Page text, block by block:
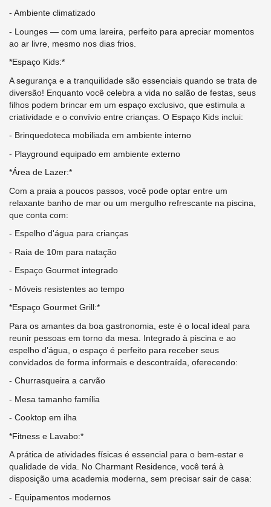
- Ambiente climatizado
- Lounges — com uma lareira, perfeito para apreciar momentos
ao ar livre, mesmo nos dias frios.
*Espaço Kids:*
A segurança e a tranquilidade são essenciais quando se trata de
diversão! Enquanto você celebra a vida no salão de festas, seus
filhos podem brincar em um espaço exclusivo, que estimula a
criatividade e o convívio entre crianças. O Espaço Kids inclui:
- Brinquedoteca mobiliada em ambiente interno
- Playground equipado em ambiente externo
*Área de Lazer:*
Com a praia a poucos passos, você pode optar entre um
relaxante banho de mar ou um mergulho refrescante na piscina,
que conta com:
- Espelho d'água para crianças
- Raia de 10m para natação
- Espaço Gourmet integrado
- Móveis resistentes ao tempo
*Espaço Gourmet Grill:*
Para os amantes da boa gastronomia, este é o local ideal para
reunir pessoas em torno da mesa. Integrado à piscina e ao
espelho d’água, o espaço é perfeito para receber seus
convidados de forma informais e descontraída, oferecendo:
- Churrasqueira a carvão
- Mesa tamanho família
- Cooktop em ilha
*Fitness e Lavabo:*
A prática de atividades físicas é essencial para o bem-estar e
qualidade de vida. No Charmant Residence, você terá à
disposição uma academia moderna, sem precisar sair de casa:
- Equipamentos modernos